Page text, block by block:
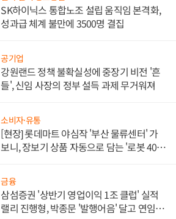
SK하이닉스 통합노조 설립 움직임 본격화,
성과급 체계 불만에 3500명 결집
공기업
강원랜드 정책 불확실성에 중장기 비전 '흔
들', 신임 사장의 정부 설득 과제 무거워져
소비자·유통
[현장] 롯데마트 야심작 '부산 물류센터' 가
보니, 장보기 상품 자동으로 담는 '로봇 400
금융
삼섬증권 '상반기 영업이익 1조 클럽' 실적
랠리 진행형, 박종문 '발행어음' 달고 연임 향